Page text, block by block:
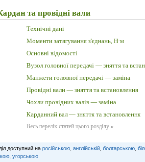
та провідні вали
Технічні дані
Моменти затягування з'єднань, Н·м
Основні відомості
Вузол головної передачі — зняття та
Манжети головної передачі — заміна
Провідні вали — зняття та встановлення
Чохли провідних валів — заміна
Карданний вал — зняття та встановлення
Весь перелік статей цього розділу »
доступний на російською, англійській, болгарською,
, угорською